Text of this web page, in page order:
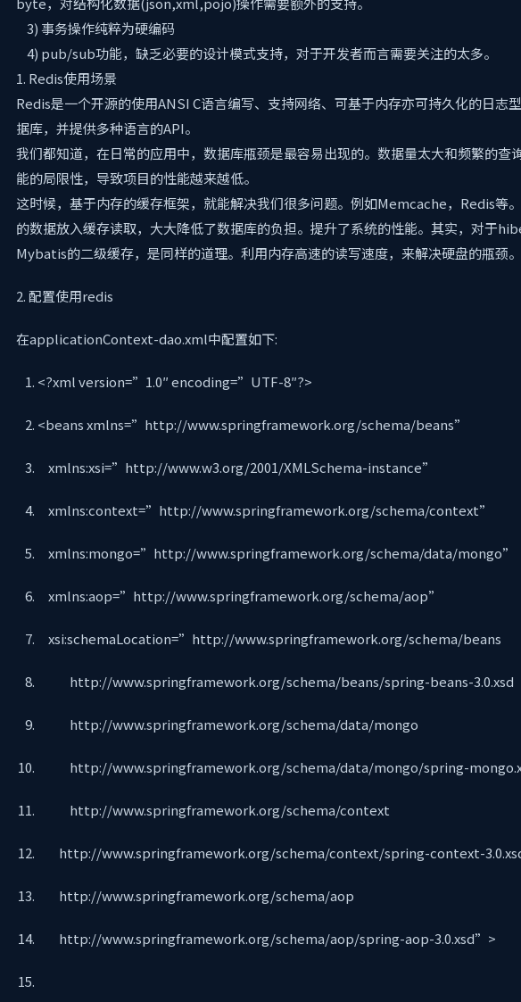
3) 事务操作纯粹为硬编码
4) pub/sub功能，缺乏必要的设计模式支持，对于开发者而言需要关注的太多。
1. Redis使用场景
Redis是一个开源的使用ANSI C语言编写、支持网络、可基于内存亦可持久化的日志
据库，并提供多种语言的API。
我们都知道，在日常的应用中，数据库瓶颈是最容易出现的。数据量太大和频繁的查
能的局限性，导致项目的性能越来越低。
这时候，基于内存的缓存框架，就能解决我们很多问题。例如Memcache，Redis等
的数据放入缓存读取，大大降低了数据库的负担。提升了系统的性能。其实，对于
Mybatis的二级缓存，是同样的道理。利用内存高速的读写速度，来解决硬盘的瓶颈。
2. 配置使用redis
在applicationContext-dao.xml中配置如下:
<?xml version=”1.0″ encoding=”UTF-8″?>
<beans xmlns=”http://www.springframework.org/schema/beans”
xmlns:xsi=”http://www.w3.org/2001/XMLSchema-instance”
xmlns:context=”http://www.springframework.org/schema/context”
xmlns:mongo=”http://www.springframework.org/schema/data/mongo”
xmlns:aop=”http://www.springframework.org/schema/aop”
xsi:schemaLocation=”http://www.springframework.org/schema/beans
http://www.springframework.org/schema/beans/spring-beans-3.0.xsd
http://www.springframework.org/schema/data/mongo
http://www.springframework.org/schema/data/mongo/spring-
http://www.springframework.org/schema/context
http://www.springframework.org/schema/context/spring-context-
http://www.springframework.org/schema/aop
http://www.springframework.org/schema/aop/spring-aop-3.0.xsd”>